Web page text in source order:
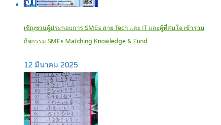
เชิญชวนผู้ประกอบการ SMEs สาย Tech และ IT และผู้ที่สนใจ เข้าร่วม
กิจกรรม SMEs Matching Knowledge & Fund
12 มีนาคม 2025